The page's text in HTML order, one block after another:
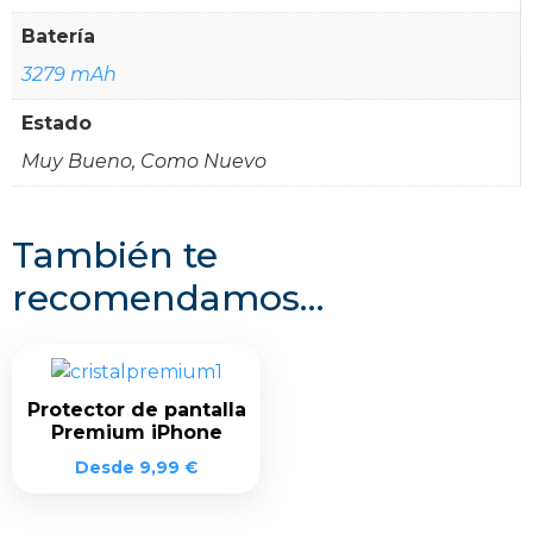
Batería
3279 mAh
Estado
Muy Bueno, Como Nuevo
También te
recomendamos…
Protector de pantalla
Premium iPhone
Desde 9,99 €